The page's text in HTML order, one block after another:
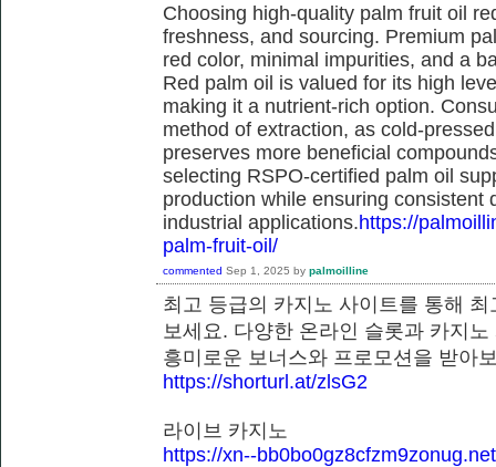
Choosing high-quality palm fruit oil
freshness, and sourcing. Premium
red color, minimal impurities, and a
Red palm oil is valued for its high
making it a nutrient-rich option.
method of extraction, as cold-
preserves more beneficial
selecting RSPO-certified palm oil
production while ensuring consistent
industrial applications.https://
palm-fruit-oil/
commented Sep 1, 2025 by palmoilline
최고 등급의 카지노 사이트를 통해
보세요. 다양한 온라인 슬롯과 카지
흥미로운 보너스와 프로모션을 받
https://shorturl.at/zlsG2
라이브 카지노
https://xn--bb0bo0gz8cfzm9zonug.net